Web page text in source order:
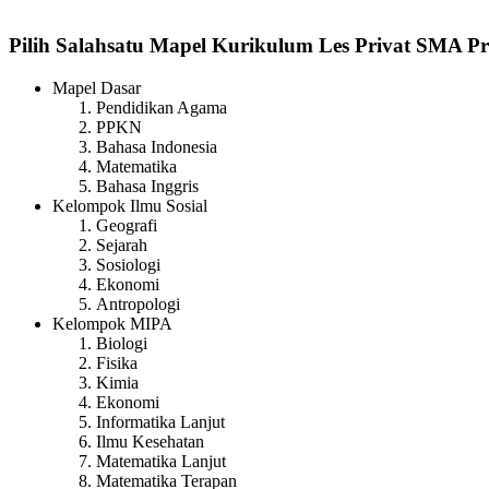
Pilih Salahsatu Mapel Kurikulum Les Privat SMA
Mapel Dasar
Pendidikan Agama
PPKN
Bahasa Indonesia
Matematika
Bahasa Inggris
Kelompok Ilmu Sosial
Geografi
Sejarah
Sosiologi
Ekonomi
Antropologi
Kelompok MIPA
Biologi
Fisika
Kimia
Ekonomi
Informatika Lanjut
Ilmu Kesehatan
Matematika Lanjut
Matematika Terapan